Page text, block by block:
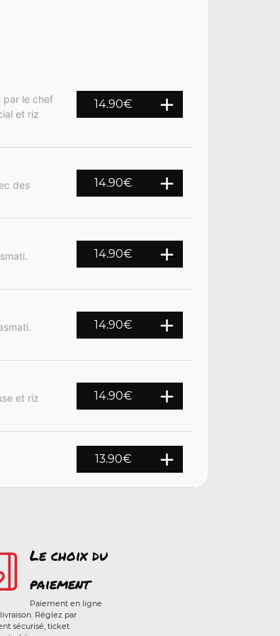
par le chef
et riz
14.90€
des
14.90€
14.90€
14.90€
et riz
14.90€
13.90€
Le choix du
paiement
Paiement en ligne
Réglez par
sécurisé, ticket